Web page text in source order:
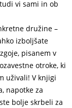
vi sami in ob
družine –
izboljšate
pisanem v
otroke, ki
uživali! V knjigi
napotke za
bolje skrbeli za